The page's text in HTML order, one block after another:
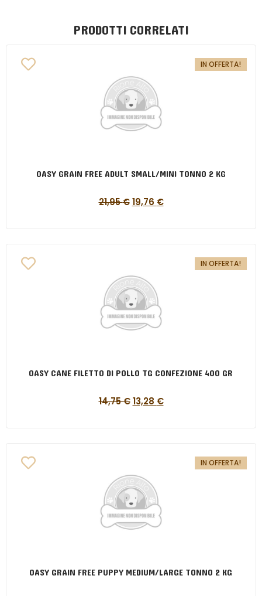
PRODOTTI CORRELATI
IN OFFERTA!
OASY GRAIN FREE ADULT SMALL/MINI TONNO 2 KG
21,95€ 19,76 €
IN OFFERTA!
OASY CANE FILETTO DI POLLO TG CONFEZIONE 400 GR
14,75€ 13,28 €
IN OFFERTA!
OASY GRAIN FREE PUPPY MEDIUM/LARGE TONNO 2 KG